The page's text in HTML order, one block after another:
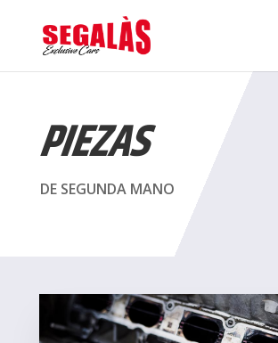
PIEZAS
DE SEGUNDA MANO